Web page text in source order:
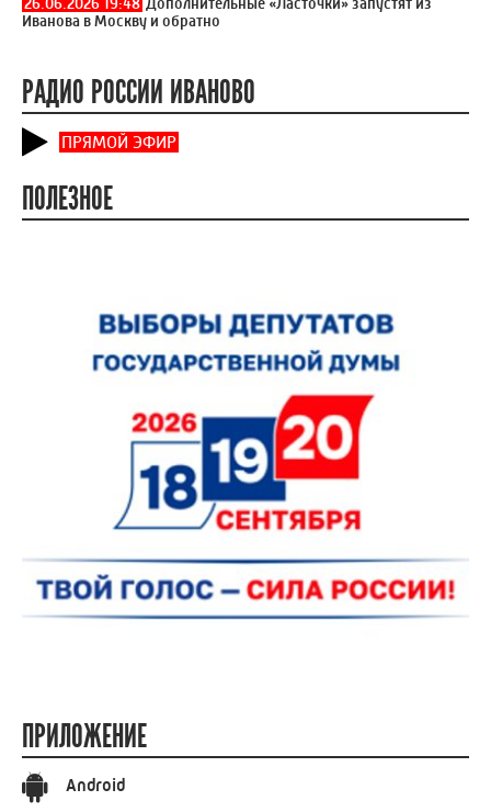
Иванова в Москву и обратно
РАДИО РОССИИ ИВАНОВО
ПРЯМОЙ ЭФИР
ПОЛЕЗНОЕ
ПРИЛОЖЕНИЕ
Android